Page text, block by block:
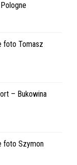
foto Tomasz
– Bukowina
foto Szymon